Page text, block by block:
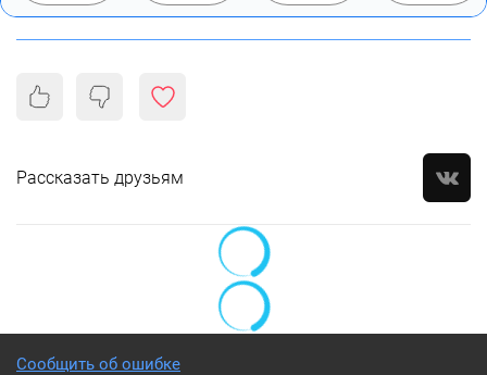
Рассказать друзьям
Сообщить об ошибке